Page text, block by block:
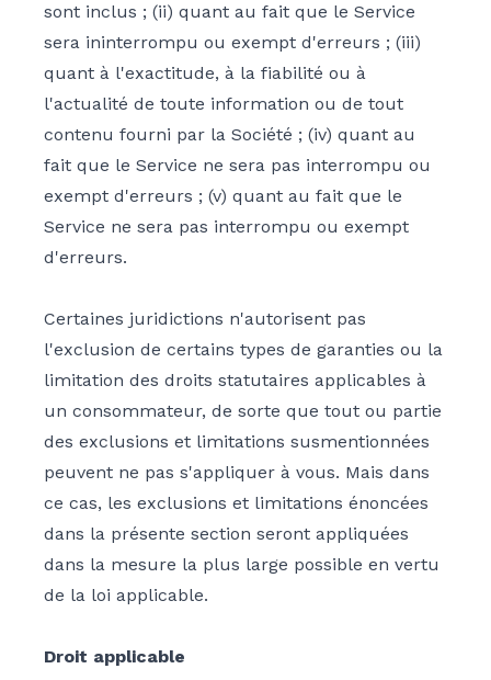
sont inclus ; (ii) quant au fait que le Service
sera ininterrompu ou exempt d'erreurs ; (iii)
quant à l'exactitude, à la fiabilité ou à
l'actualité de toute information ou de tout
contenu fourni par la Société ; (iv) quant au
fait que le Service ne sera pas interrompu ou
exempt d'erreurs ; (v) quant au fait que le
Service ne sera pas interrompu ou exempt
d'erreurs.
Certaines juridictions n'autorisent pas
l'exclusion de certains types de garanties ou la
limitation des droits statutaires applicables à
un consommateur, de sorte que tout ou partie
des exclusions et limitations susmentionnées
peuvent ne pas s'appliquer à vous. Mais dans
ce cas, les exclusions et limitations énoncées
dans la présente section seront appliquées
dans la mesure la plus large possible en vertu
de la loi applicable.
Droit applicable